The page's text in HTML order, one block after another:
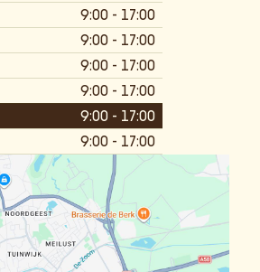
9:00 - 17:00
9:00 - 17:00
9:00 - 17:00
9:00 - 17:00
9:00 - 17:00
9:00 - 17:00